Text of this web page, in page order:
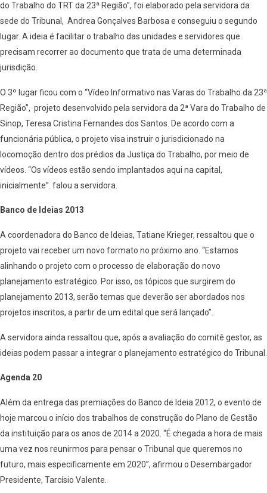
do Trabalho do TRT da 23ª Região”, foi elaborado pela servidora da
sede do Tribunal, Andrea Gonçalves Barbosa e conseguiu o segundo
lugar. A ideia é facilitar o trabalho das unidades e servidores que
precisam recorrer ao documento que trata de uma determinada
jurisdição.
O 3º lugar ficou com o “Vídeo Informativo nas Varas do Trabalho da 23ª
Região”, projeto desenvolvido pela servidora da 2ª Vara do Trabalho de
Sinop, Teresa Cristina Fernandes dos Santos. De acordo com a
funcionária pública, o projeto visa instruir o jurisdicionado na
locomoção dentro dos prédios da Justiça do Trabalho, por meio de
vídeos. “Os vídeos estão sendo implantados aqui na capital,
inicialmente”. falou a servidora.
Banco de Ideias 2013
A coordenadora do Banco de Ideias, Tatiane Krieger, ressaltou que o
projeto vai receber um novo formato no próximo ano. “Estamos
alinhando o projeto com o processo de elaboração do novo
planejamento estratégico. Por isso, os tópicos que surgirem do
planejamento 2013, serão temas que deverão ser abordados nos
projetos inscritos, a partir de um edital que será lançado”.
A servidora ainda ressaltou que, após a avaliação do comitê gestor, as
ideias podem passar a integrar o planejamento estratégico do Tribunal.
Agenda 20
Além da entrega das premiações do Banco de Ideia 2012, o evento de
hoje marcou o início dos trabalhos de construção do Plano de Gestão
da instituição para os anos de 2014 a 2020. “É chegada a hora de mais
uma vez nos reunirmos para pensar o Tribunal que queremos no
futuro, mais especificamente em 2020”, afirmou o Desembargador
Presidente, Tarcísio Valente.